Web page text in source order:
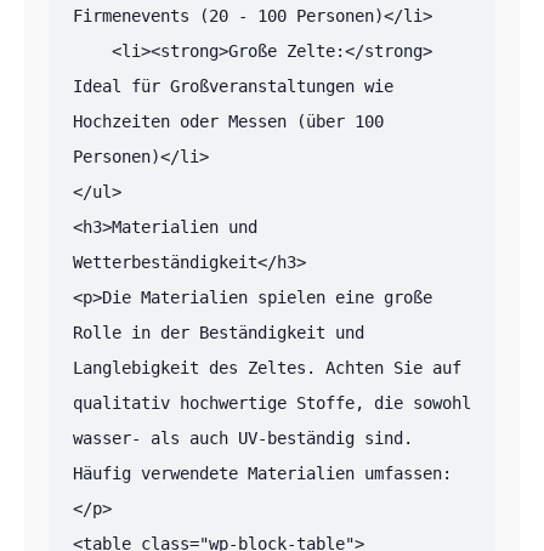
Firmenevents (20 - 100 Personen)</li>
Ideal für Großveranstaltungen wie
Hochzeiten oder Messen (über 100
Personen)</li>
</ul>
<h3>Materialien und
Wetterbeständigkeit</h3>
<p>Die Materialien spielen eine große
Rolle in der Beständigkeit und
Langlebigkeit des Zeltes. Achten Sie auf
qualitativ hochwertige Stoffe, die sowohl
wasser- als auch UV-beständig sind.
Häufig verwendete Materialien umfassen:
</p>
<table class="wp-block-table">